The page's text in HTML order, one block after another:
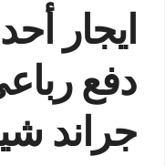
ايجار
دفع
جراند